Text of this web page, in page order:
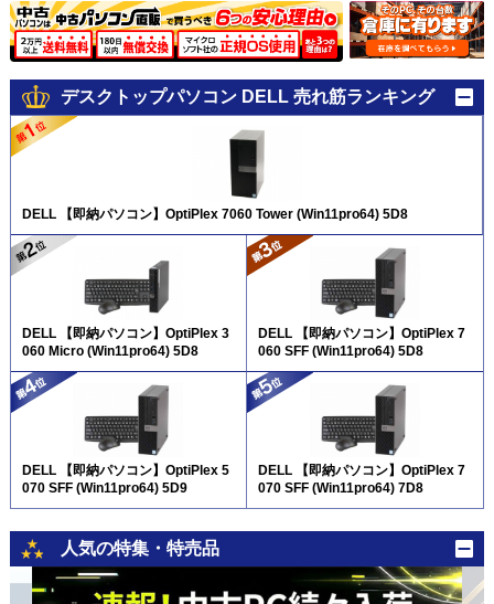
デスクトップパソコン DELL 売れ筋ランキング
DELL 【即納パソコン】OptiPlex 7060 Tower (Win11pro64) 5D8
DELL 【即納パソコン】OptiPlex 3
060 Micro (Win11pro64) 5D8
DELL 【即納パソコン】OptiPlex 7
060 SFF (Win11pro64) 5D8
DELL 【即納パソコン】OptiPlex 5
070 SFF (Win11pro64) 5D9
DELL 【即納パソコン】OptiPlex 7
070 SFF (Win11pro64) 7D8
人気の特集・特売品